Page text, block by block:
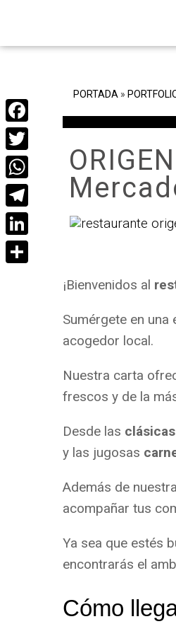
PORTADA »
¡Bienvenidos al
Sumérgete en
acogedor local.
Nuestra carta
frescos y de la
Desde las
y las jugosas
Además de
acompañar tus
Ya sea que estés
encontrarás el
Cómo
Facebook
Twitter
WhatsApp
Telegram
LinkedIn